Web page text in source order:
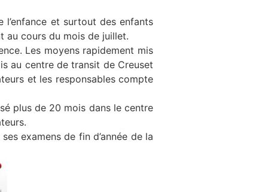
et surtout des enfants
au cours du mois de juillet.
Les moyens rapidement mis
au centre de transit de Creuset
et les responsables compte
plus de 20 mois dans le centre
examens de fin d’année de la